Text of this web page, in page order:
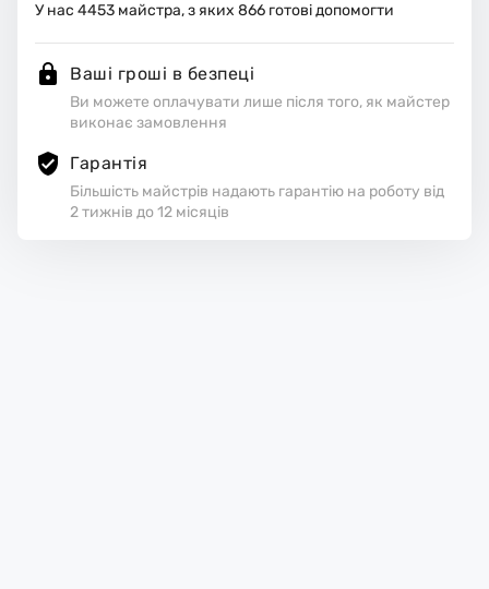
У нас 4453 майстра, з яких 866 готові допомогти
Ваші гроші в безпеці
Ви можете оплачувати лише після того, як майстер
виконає замовлення
Гарантія
Більшість майстрів надають гарантію на роботу від
2 тижнів до 12 місяців